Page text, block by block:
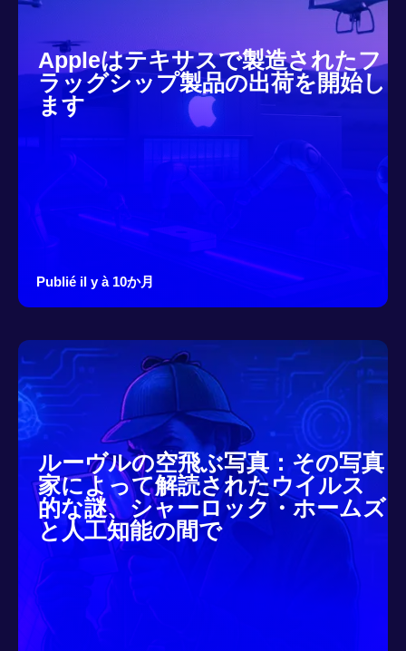
Appleはテキサスで製造されたフ
ラッグシップ製品の出荷を開始し
ます
Publié il y à 10か月
ルーヴルの空飛ぶ写真：その写真
家によって解読されたウイルス
的な謎、シャーロック・ホームズ
と人工知能の間で